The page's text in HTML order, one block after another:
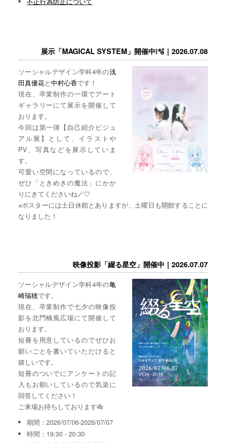
展示「MAGICAL SYSTEM」開催中❕🫧｜2026.07.08
ソーシャルデザイン学科4年の浅
田真優花と中村心香です！
現在、卒業制作の一環でアート
ギャラリーにて展示を開催して
おります。
今回は第一弾【自己紹介ビジュ
アル展】として、イラストや
PV、写真などを展示していま
す。
可愛い空間になっているので、
ぜひ「ときめきの魔法」にかか
りにきてくださいね🪄🤍
※ポスターには土日休館とありますが、土曜日も開館することに
なりました！
映像投影「綴る星空」開催中｜2026.07.07
ソーシャルデザイン学科4年の亀
崎瑞穂です。
現在、卒業制作で七夕の映像投
影を北門楠風広場にて開催して
おります。
短冊を用意しているのでぜひお
願いごとを書いていただけると
嬉しいです。
短冊のついでにアンケートの記
入もお願いしているので気楽に
回答してください！
ご来場お待ちしております🎋
期間：2026/07/06-2026/07/07
時間：19:30 - 20:30